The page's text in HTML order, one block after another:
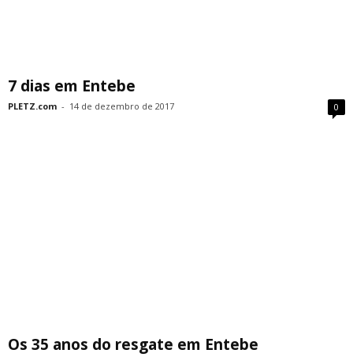
7 dias em Entebe
PLETZ.com - 14 de dezembro de 2017 0
Os 35 anos do resgate em Entebe